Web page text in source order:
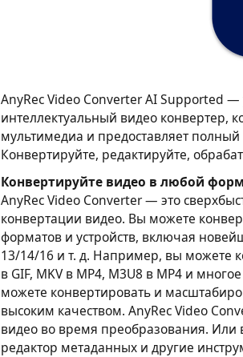
AnyRec Video Converter AI Supported
интеллектуальный видео конвертер,
мультимедиа и предоставляет
Конвертируйте, редактируйте,
Конвертируйте видео в любой
AnyRec Video Converter — это
конвертации видео. Вы можете
форматов и устройств, включая
13/14/16 и т. д. Например, вы можете
в GIF, MKV в MP4, M3U8 в MP4 и
можете конвертировать и
высоким качеством. AnyRec Video
видео во время преобразования. Или
редактор метаданных и другие